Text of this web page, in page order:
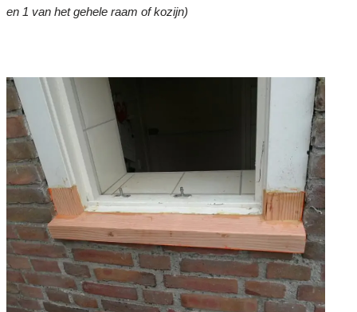
en 1 van het gehele raam of kozijn)